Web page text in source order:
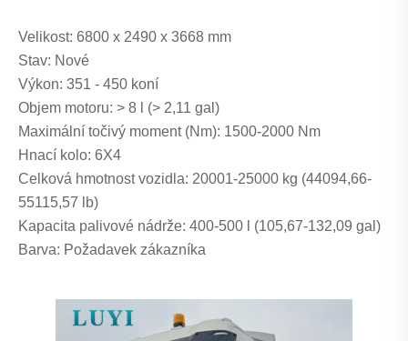
Velikost: 6800 x 2490 x 3668 mm
Stav: Nové
Výkon: 351 - 450 koní
Objem motoru: > 8 l (> 2,11 gal)
Maximální točivý moment (Nm): 1500-2000 Nm
Hnací kolo: 6X4
Celková hmotnost vozidla: 20001-25000 kg (44094,66-
55115,57 lb)
Kapacita palivové nádrže: 400-500 l (105,67-132,09 gal)
Barva: Požadavek zákazníka